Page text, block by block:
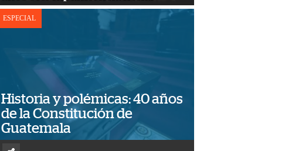
ESPECIAL
Historia y polémicas: 40 años
de la Constitución de
Guatemala